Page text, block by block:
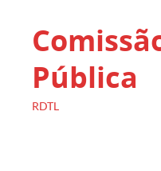
Pública
RDTL